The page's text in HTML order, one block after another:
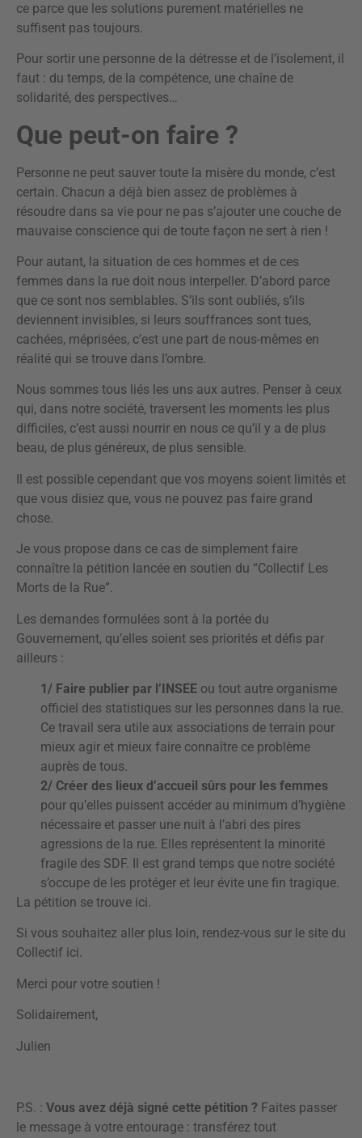
ce parce que les solutions purement matérielles ne
suffisent pas toujours.
Pour sortir une personne de la détresse et de l’isolement, il
faut : du temps, de la compétence, une chaîne de
solidarité, des perspectives…
Que peut-on faire ?
Personne ne peut sauver toute la misère du monde, c’est
certain. Chacun a déjà bien assez de problèmes à
résoudre dans sa vie pour ne pas s’ajouter une couche de
mauvaise conscience qui de toute façon ne sert à rien !
Pour autant, la situation de ces hommes et de ces
femmes dans la rue doit nous interpeller. D’abord parce
que ce sont nos semblables. S’ils sont oubliés, s’ils
deviennent invisibles, si leurs souffrances sont tues,
cachées, méprisées, c’est une part de nous-mêmes en
réalité qui se trouve dans l’ombre.
Nous sommes tous liés les uns aux autres. Penser à ceux
qui, dans notre société, traversent les moments les plus
difficiles, c’est aussi nourrir en nous ce qu’il y a de plus
beau, de plus généreux, de plus sensible.
Il est possible cependant que vos moyens soient limités et
que vous disiez que, vous ne pouvez pas faire grand
chose.
Je vous propose dans ce cas de simplement faire
connaître la pétition lancée en soutien du “Collectif Les
Morts de la Rue”.
Les demandes formulées sont à la portée du
Gouvernement, qu’elles soient ses priorités et défis par
ailleurs :
1/ Faire publier par l’INSEE ou tout autre organisme
officiel des statistiques sur les personnes dans la rue.
Ce travail sera utile aux associations de terrain pour
mieux agir et mieux faire connaître ce problème
auprès de tous.
2/ Créer des lieux d’accueil sûrs pour les femmes
pour qu’elles puissent accéder au minimum d’hygiène
nécessaire et passer une nuit à l’abri des pires
agressions de la rue. Elles représentent la minorité
fragile des SDF. Il est grand temps que notre société
s’occupe de les protéger et leur évite une fin tragique.
La pétition se trouve ici.
Si vous souhaitez aller plus loin, rendez-vous sur le site du
Collectif ici.
Merci pour votre soutien !
Solidairement,
Julien
P.S. : Vous avez déjà signé cette pétition ? Faites passer
le message à votre entourage : transférez tout